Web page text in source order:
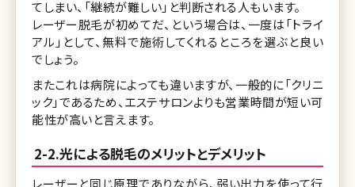
てしまい、「継続が難しい」と判断される人もいます。
レーザー脱毛が初めてだ、という場合は、一度は「トライ
アル」として、無料で施術してくれるところを選ぶと良い
でしょう。
またこれは病院によっても違いますが、一般的に「クリニ
ック」であるため、エステサロンよりも営業時間が短い可
能性が高いと言えます。
2-2.光による脱毛のメリットとデメリット
レーザーと同じ原理でありながら、弱い出力を使って行